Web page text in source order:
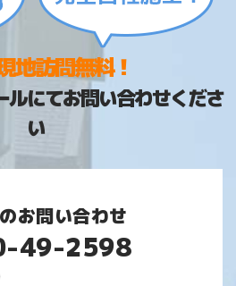
地訪問無料！
ルにてお問い合わせくださ
い
お問い合わせ
49-2598